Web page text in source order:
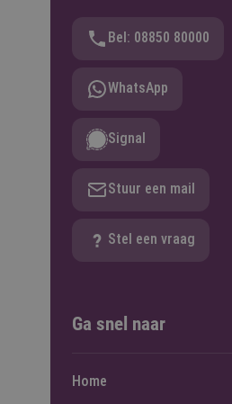
Bel: 08850 80000
WhatsApp
Signal
Stuur een mail
Stel een vraag
Ga snel naar
Home